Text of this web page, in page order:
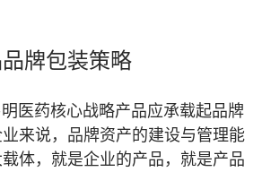
牌包装策略
药核心战略产品应承载起品牌
来说，品牌资产的建设与管理能
体，就是企业的产品，就是产品